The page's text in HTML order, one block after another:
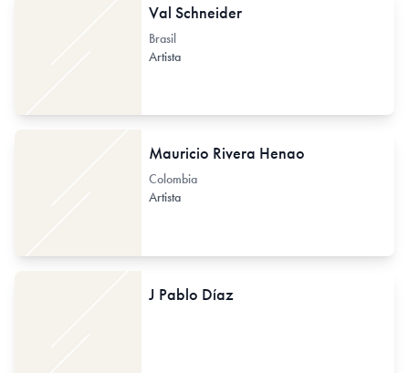
Val Schneider
Brasil
Artista
Mauricio Rivera Henao
Colombia
Artista
J Pablo Díaz